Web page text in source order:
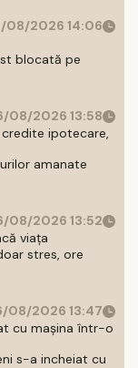
08/2026 14:06
blocată pe
08/2026 13:58
ipotecare,
amanate
08/2026 13:52
viața
stres, ore
08/2026 13:47
cu mașina într-o
s-a incheiat cu